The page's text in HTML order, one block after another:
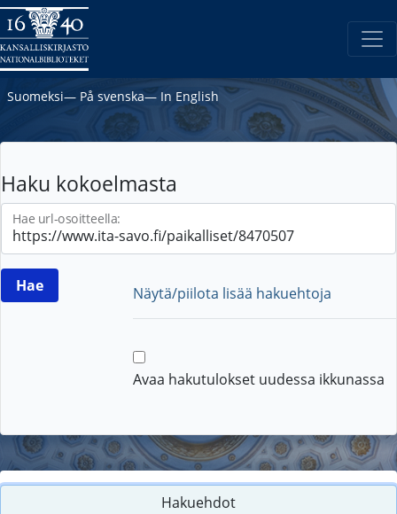
Suomeksi― På svenska― In English
Haku kokoelmasta
Hae url-osoitteella:
Näytä/piilota lisää hakuehtoja
Avaa hakutulokset uudessa ikkunassa
Hakuehdot